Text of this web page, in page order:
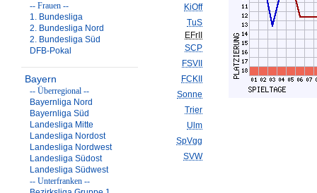
-- Frauen --
1. Bundesliga
2. Bundesliga Nord
2. Bundesliga Süd
DFB-Pokal
Bayern
-- Überregional --
Bayernliga Nord
Bayernliga Süd
Landesliga Mitte
Landesliga Nordost
Landesliga Nordwest
Landesliga Südost
Landesliga Südwest
-- Unterfranken --
KiOff
TuS
EFrII
SCP
FSVII
FCKII
Sonne
Trier
Ulm
SpVgg
SVW